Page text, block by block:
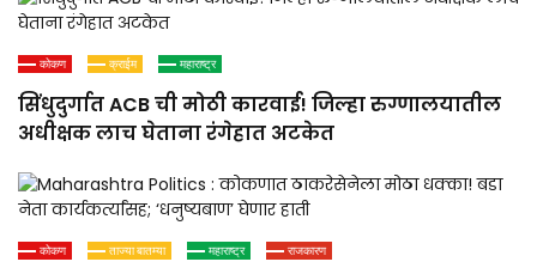
कोकण क्राईम महाराष्ट्र
सिंधुदुर्गात ACB ची मोठी कारवाई! जिल्हा रुग्णालयातील
अधीक्षक लाच घेताना रंगेहात अटकेत
कोकण ताज्या बातम्या महाराष्ट्र राजकारण